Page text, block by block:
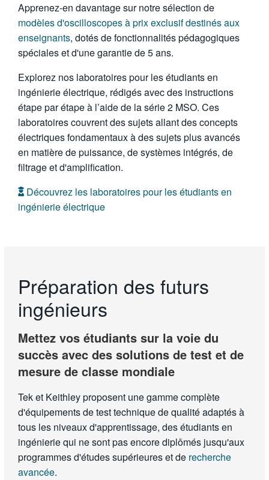
Apprenez-en davantage sur notre sélection de
modèles d'oscilloscopes à prix exclusif destinés aux
enseignants, dotés de fonctionnalités pédagogiques
spéciales et d'une garantie de 5 ans.
Explorez nos laboratoires pour les étudiants en
ingénierie électrique, rédigés avec des instructions
étape par étape à l’aide de la série 2 MSO. Ces
laboratoires couvrent des sujets allant des concepts
électriques fondamentaux à des sujets plus avancés
en matière de puissance, de systèmes intégrés, de
filtrage et d'amplification.
Découvrez les laboratoires pour les étudiants en
ingénierie électrique
Préparation des futurs
ingénieurs
Mettez vos étudiants sur la voie du
succès avec des solutions de test et de
mesure de classe mondiale
Tek et Keithley proposent une gamme complète
d'équipements de test technique de qualité adaptés à
tous les niveaux d'apprentissage, des étudiants en
ingénierie qui ne sont pas encore diplômés jusqu'aux
programmes d'études supérieures et de recherche
avancée.